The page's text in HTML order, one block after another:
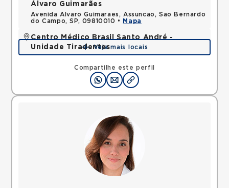
Compartilhe este perfil
Álvaro Guimarães
Avenida Alvaro Guimaraes, Assuncao, Sao Bernardo
do Campo, SP, 09810010 •
Mapa
Centro Médico Brasil Santo André -
Unidade Tiradentes
Rua Tiradentes, Vila Dora, Santo Andre, SP,
09030560 •Mapa
Veja mais locais